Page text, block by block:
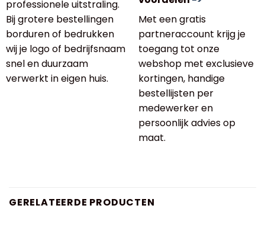
professionele uitstraling.
Bij grotere bestellingen
borduren of bedrukken
wij je logo of bedrijfsnaam
snel en duurzaam
verwerkt in eigen huis.
Met een gratis
partneraccount krijg je
toegang tot onze
webshop met exclusieve
kortingen, handige
bestellijsten per
medewerker en
persoonlijk advies op
maat.
GERELATEERDE PRODUCTEN